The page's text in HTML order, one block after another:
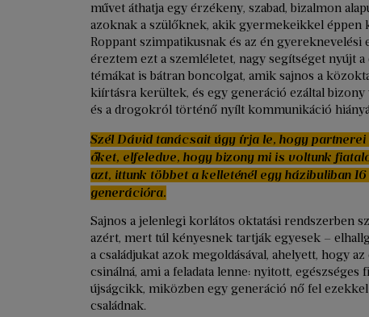
művet áthatja egy érzékeny, szabad, bizalmon
azoknak a szülőknek, akik gyermekeikkel éppen
Roppant szimpatikusnak és az én
éreztem ezt a szemléletet, nagy segítséget nyújt
témákat is bátran boncolgat, amik sajnos a
kiírtásra kerültek, és egy generáció ezáltal
és a drogokról történő nyílt kommunikáció
Szél Dávid tanácsait úgy írja le, hogy
őket, elfeledve, hogy bizony mi is voltunk
azt, ittunk többet a kelleténél egy házibuliban
generációra.
Sajnos a jelenlegi korlátos oktatási rendszerben
azért, mert túl kényesnek tartják egyesek –
a családjukat azok megoldásával, ahelyett, hogy
csinálná, ami a feladata lenne: nyitott,
újságcikk, miközben egy generáció nő fel
családnak.